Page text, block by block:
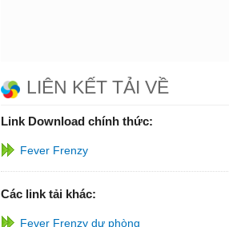
LIÊN KẾT TẢI VỀ
Link Download chính thức:
Fever Frenzy
Các link tải khác:
Fever Frenzy dự phòng